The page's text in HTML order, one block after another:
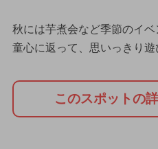
秋には芋煮会など季節のイ
童心に返って、思いっきり遊
このスポットの